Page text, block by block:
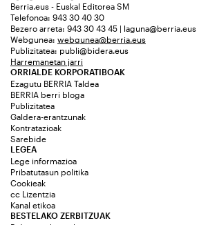
Berria.eus - Euskal Editorea SM
Telefonoa: 943 30 40 30
Bezero arreta: 943 30 43 45 | laguna@berria.eus
Webgunea: webgunea@berria.eus
Publizitatea: publi@bidera.eus
Harremanetan jarri
ORRIALDE KORPORATIBOAK
Ezagutu BERRIA Taldea
BERRIA berri bloga
Publizitatea
Galdera-erantzunak
Kontratazioak
Sarebide
LEGEA
Lege informazioa
Pribatutasun politika
Cookieak
cc Lizentzia
Kanal etikoa
BESTELAKO ZERBITZUAK